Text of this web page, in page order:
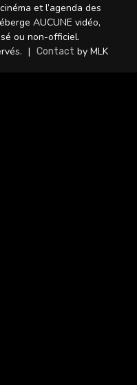
et l’agenda des
AUCUNE vidéo,
ou non-officiel.
| Contact by MLK